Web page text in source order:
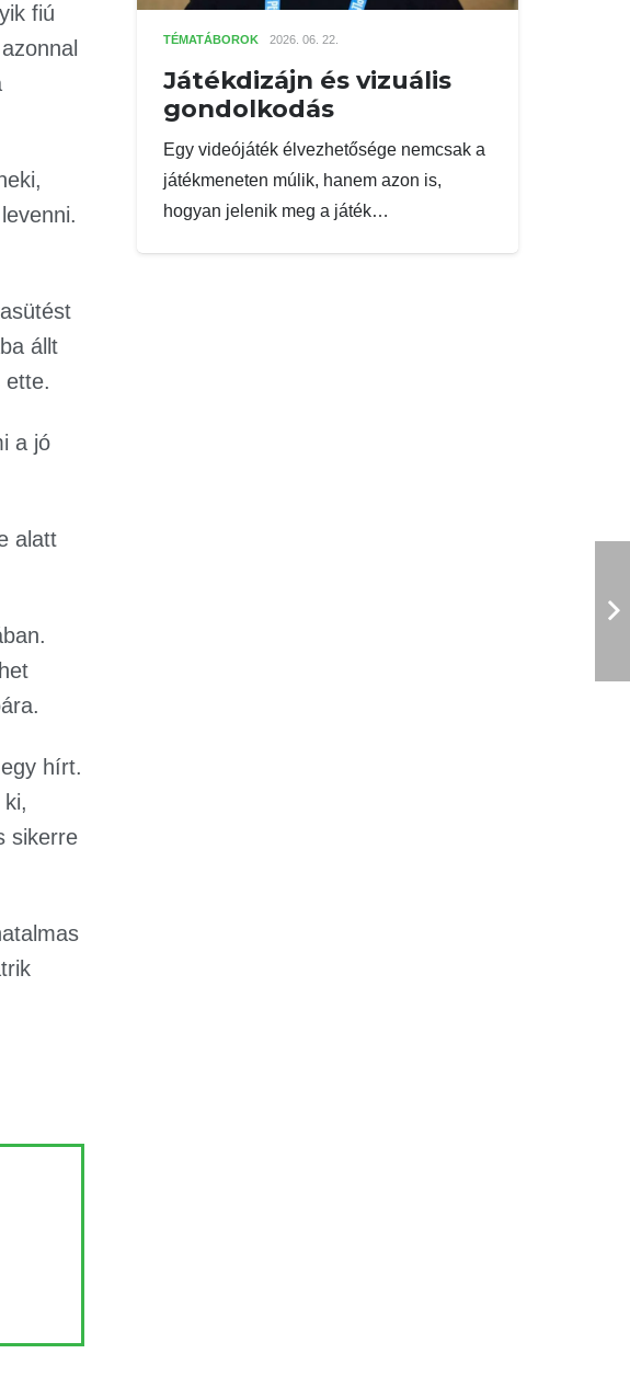
fiú
állt
ette.
a jó
alatt
hírt.
sikerre
TÉMATÁBOROK 2026. 06. 22.
Játékdizájn és vizuális
gondolkodás
Egy videójáték élvezhetősége nemcsak a
játékmeneten múlik, hanem azon is,
hogyan jelenik meg a játék…